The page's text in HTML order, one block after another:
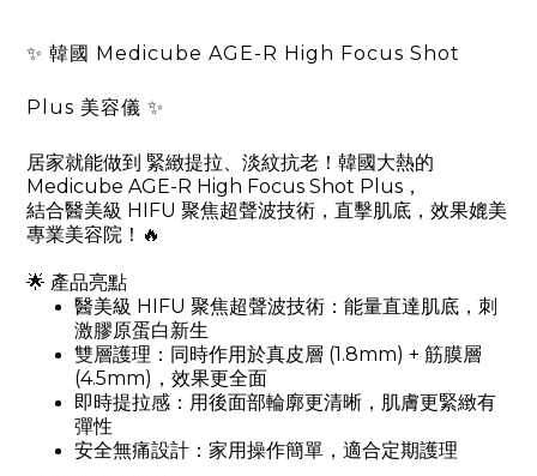
✨ 韓國 Medicube AGE-R High Focus Shot
Plus 美容儀 ✨
居家就能做到 緊緻提拉、淡紋抗老！韓國大熱的
Medicube AGE-R High Focus Shot Plus，
結合醫美級 HIFU 聚焦超聲波技術，直擊肌底，效果媲美
專業美容院！🔥
🌟 產品亮點
醫美級 HIFU 聚焦超聲波技術：能量直達肌底，刺
激膠原蛋白新生
雙層護理：同時作用於真皮層 (1.8mm) + 筋膜層
(4.5mm)，效果更全面
即時提拉感：用後面部輪廓更清晰，肌膚更緊緻有
彈性
安全無痛設計：家用操作簡單，適合定期護理